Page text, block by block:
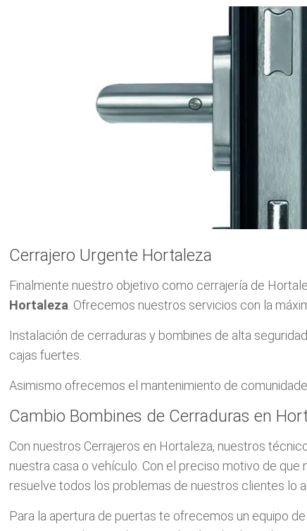
Cerrajero Urgente Hortaleza
Finalmente nuestro objetivo como cerrajería de
Hortaleza. Ofrecemos nuestros servicios con la
Instalación de cerraduras y bombines de alta
cajas fuertes.
Asimismo ofrecemos el mantenimiento de
Cambio Bombines de Cerraduras en
Con nuestros Cerrajeros en Hortaleza, nuestros
nuestra casa o vehículo. Con el preciso motivo de
resuelve todos los problemas de nuestros clientes lo
Para la apertura de puertas te ofrecemos un equipo